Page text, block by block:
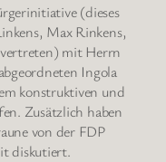
(dieses
Max Rinkens,
mit Herrn
Ingola
konstruktiven und
Zusätzlich haben
von der FDP
diskutiert.